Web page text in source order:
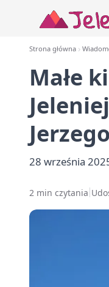
Strona główna
Małe
28 września
2 min czytania